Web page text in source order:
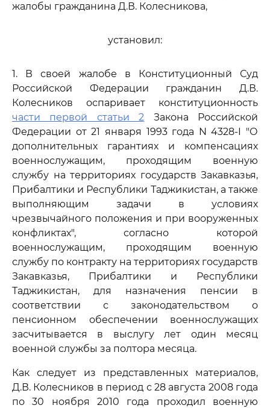
жалобы гражданина Д.В. Колесникова,
установил:
1. В своей жалобе в Конституционный Суд
Российской Федерации гражданин Д.В.
Колесников оспаривает конституционность
части первой статьи 2 Закона Российской
Федерации от 21 января 1993 года N 4328-I "О
дополнительных гарантиях и компенсациях
военнослужащим, проходящим военную
службу на территориях государств Закавказья,
Прибалтики и Республики Таджикистан, а также
выполняющим задачи в условиях
чрезвычайного положения и при вооруженных
конфликтах", согласно которой
военнослужащим, проходящим военную
службу по контракту на территориях государств
Закавказья, Прибалтики и Республики
Таджикистан, для назначения пенсии в
соответствии с законодательством о
пенсионном обеспечении военнослужащих
засчитывается в выслугу лет один месяц
военной службы за полтора месяца.
Как следует из представленных материалов,
Д.В. Колесников в период с 28 августа 2008 года
по 30 ноября 2010 года проходил военную